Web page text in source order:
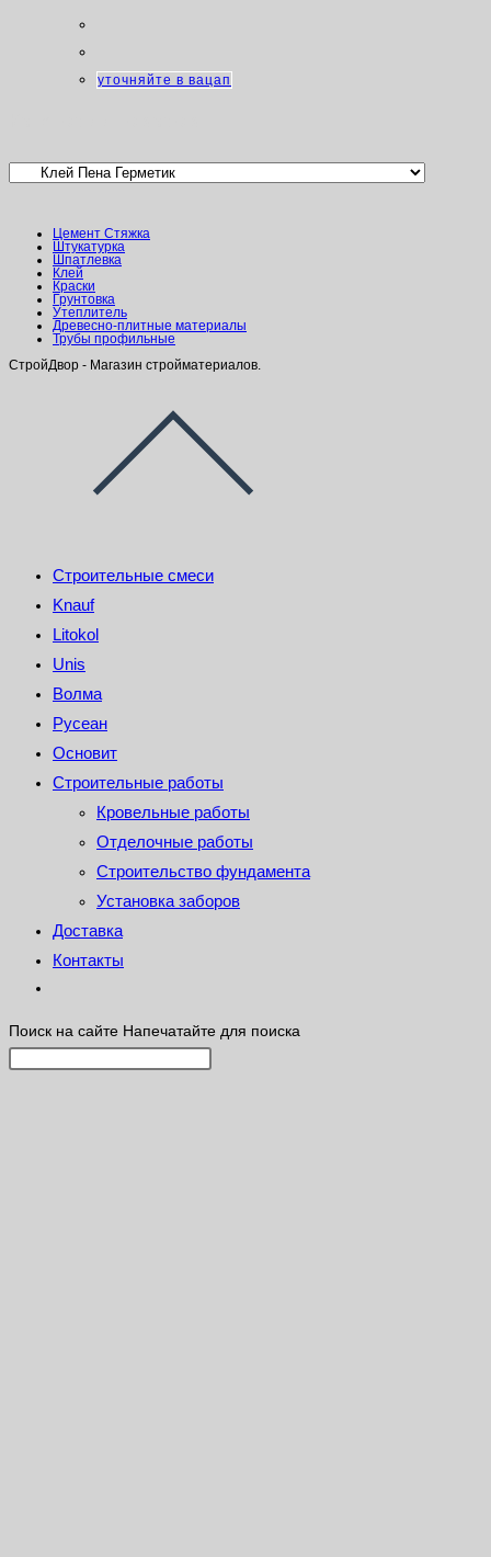
уточняйте в вацап
Цемент Стяжка
Штукатурка
Шпатлевка
Клей
Краски
Грунтовка
Утеплитель
Древесно-плитные материалы
Трубы профильные
СтройДвор - Магазин стройматериалов.
Строительные смеси
Knauf
Litokol
Unis
Волма
Русеан
Основит
Строительные работы
Кровельные работы
Отделочные работы
Строительство фундамента
Установка заборов
Доставка
Контакты
Поиск на сайте Напечатайте для поиска